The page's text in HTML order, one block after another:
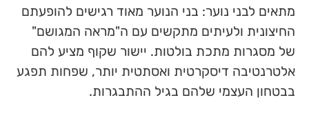
מתאים לבני נוער: בני הנוער מאוד רגישים להופעתם
החיצונית ולעיתים מתקשים עם ה"מראה המגושם"
של מסגרות מתכת בולטות. יישור שקוף מציע להם
אלטרנטיבה דיסקרטית ואסתטית יותר, שפחות תפגע
בבטחון העצמי שלהם בגיל ההתבגרות.